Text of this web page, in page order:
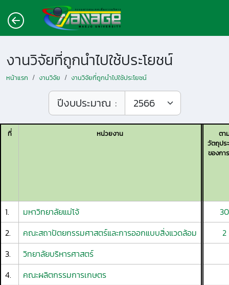
งานวิจัยที่ถูกนำไปใช้ประโยชน์
หน้าแรก งานวิจัย งานวิจัยที่ถูกนำไปใช้ประโยชน์
ปีงบประมาณ :
ที่ หน่วยงาน
ตา
วัตถุปร
ของกา
1. มหาวิทยาลัยแม่โจ้
30
2.
คณะสถาปัตยกรรมศาสตร์และการออกแบบสิ่งแวดล้อม
2
3.
วิทยาลัยบริหารศาสตร์
4.
คณะผลิตกรรมการเกษตร